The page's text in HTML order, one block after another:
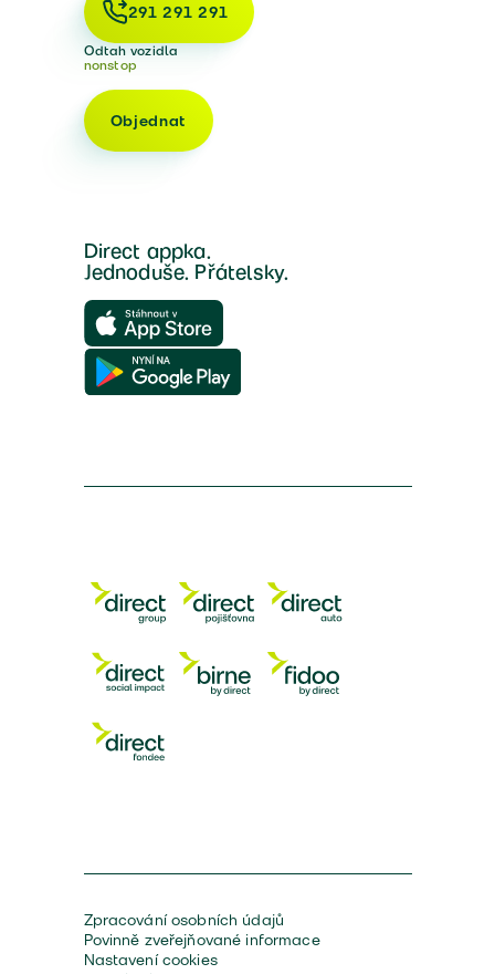
291 291 291
Odtah vozidla
nonstop
Objednat
Direct appka.
Jednoduše. Přátelsky.
Zpracování osobních údajů
Povinně zveřejňované informace
Nastavení cookies